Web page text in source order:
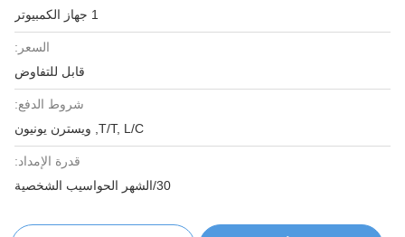
السعر:
قابل للتفاوض
شروط الدفع:
T/T, L/C, ويسترن يونيون
قدرة الإمداد:
30/الشهر الحواسيب الشخصية